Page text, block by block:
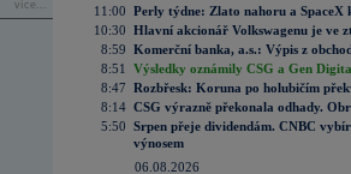
více...
11:00 Perly týdne: Zlato nahoru a SpaceX
10:30 Hlavní akcionář Volkswagenu je ve
8:59 Komerční banka, a.s.: Výpis z
8:51
Výsledky oznámily CSG a Gen
8:47 Rozbřesk: Koruna po holubičím
8:14 CSG výrazně překonala odhady.
5:50 Srpen přeje dividendám. CNBC
výnosem
06.08.2026